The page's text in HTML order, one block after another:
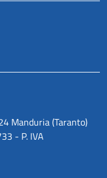
Manduria (Taranto)
- P. IVA